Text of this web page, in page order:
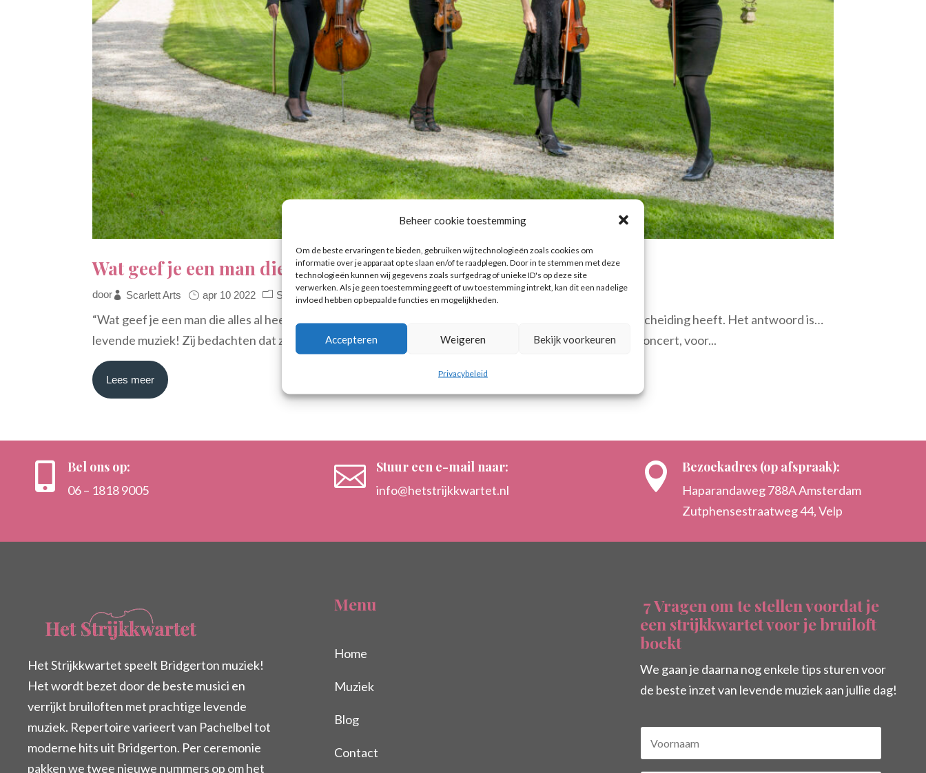
Beheer cookie toestemming
Om de beste ervaringen te bieden, gebruiken wij technologieën zoals cookies om
informatie over je apparaat op te slaan en/of te raadplegen. Door in te stemmen met deze
technologieën kunnen wij gegevens zoals surfgedrag of unieke ID's op deze site
verwerken. Als je geen toestemming geeft of uw toestemming intrekt, kan dit een nadelige
invloed hebben op bepaalde functies en mogelijkheden.
Accepteren Weigeren Bekijk voorkeuren
Privacybeleid
Wat geef je een man die al alles heeft?
door Scarlett Arts apr 10 2022 Strijkduo Strijkkwartet Zakelijk
“Wat geef je een man die alles al heeft?”Dat dacht de directie van een bedrijf dat een Koninklijke onderscheiding heeft. Het antwoord is…
levende muziek! Zij bedachten dat ze hun directeur die 65 werd wilden trakteren op een strijkkwartet concert, voor...
Lees meer
 Bel ons op:
06 – 1818 9005  Stuur een e-mail naar:
info@hetstrijkkwartet.nl  Bezoekadres (op afspraak):
Haparandaweg 788A Amsterdam
Zutphensestraatweg 44, Velp
Het Strijkkwartet speelt Bridgerton muziek!
Het wordt bezet door de beste musici en
verrijkt bruiloften met prachtige levende
muziek. Repertoire varieert van Pachelbel tot
moderne hits uit Bridgerton. Per ceremonie
pakken we twee nieuwe nummers op om het
Menu
Home
Muziek
Blog
Contact
7 Vragen om te stellen voordat je
een strijkkwartet voor je bruiloft
boekt
We gaan je daarna nog enkele tips sturen voor
de beste inzet van levende muziek aan jullie dag!